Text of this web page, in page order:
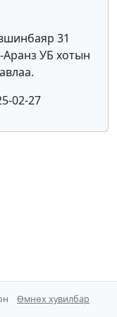
31
УБ хотын
02-27
Өмнөх хувилбар